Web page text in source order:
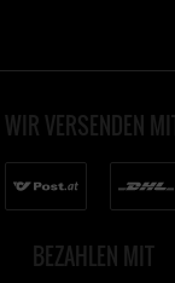
WIR VERSENDEN
BEZAHLEN MIT